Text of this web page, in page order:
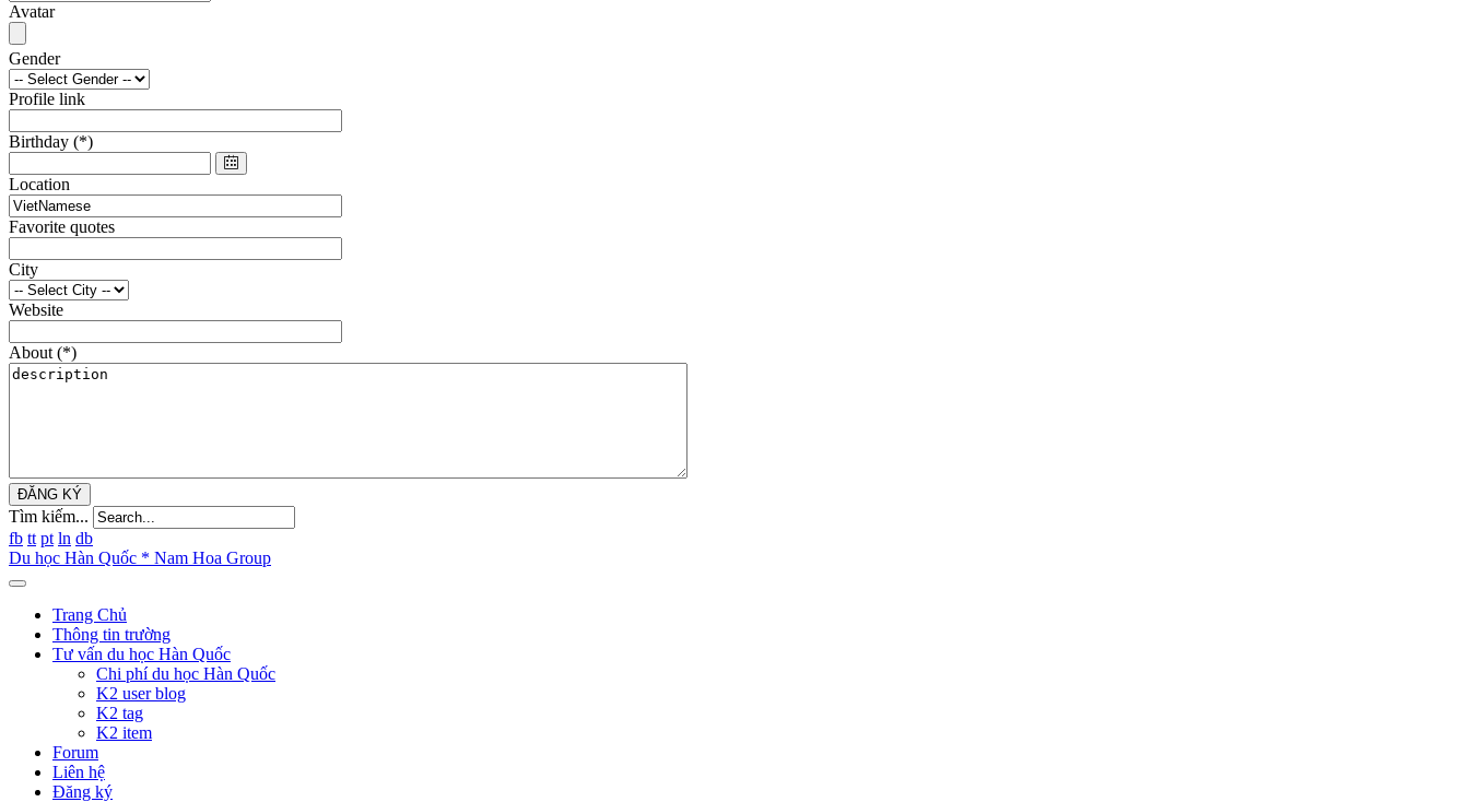
Avatar
Gender
Profile link
Birthday (*)
Location
Favorite quotes
City
Website
About (*)
ĐĂNG KÝ
Tìm kiếm...
fb tt pt ln db
Du học Hàn Quốc * Nam Hoa Group
Trang Chủ
Thông tin trường
Tư vấn du học Hàn Quốc
Chi phí du học Hàn Quốc
K2 user blog
K2 tag
K2 item
Forum
Liên hệ
Đăng ký